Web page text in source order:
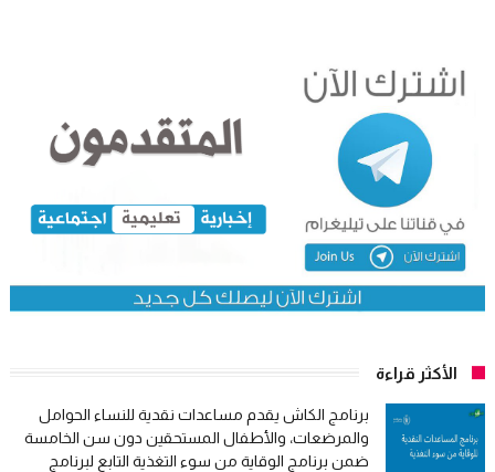
الأكثر قراءة
برنامج الكاش يقدم مساعدات نقدية للنساء الحوامل
والمرضعات، والأطفال المستحقين دون سن الخامسة
ضمن برنامج الوقاية من سوء التغذية التابع لبرنامج